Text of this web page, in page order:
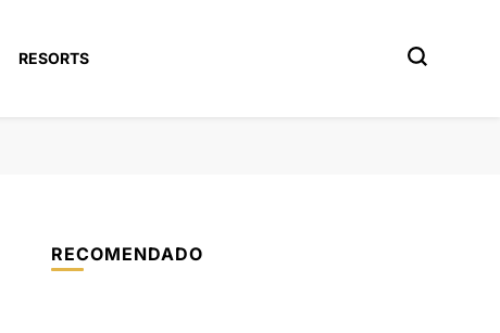
RESORTS
RECOMENDADO